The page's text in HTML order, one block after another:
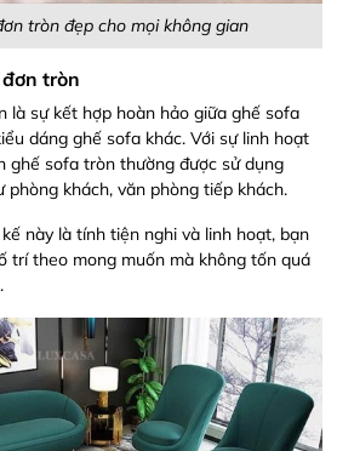
tròn đẹp cho mọi không gian
tròn
là sự kết hợp hoàn hảo giữa ghế sofa
dáng ghế sofa khác. Với sự linh hoạt
ghế sofa tròn thường được sử dụng
phòng khách, văn phòng tiếp khách.
này là tính tiện nghi và linh hoạt, bạn
trí theo mong muốn mà không tốn quá